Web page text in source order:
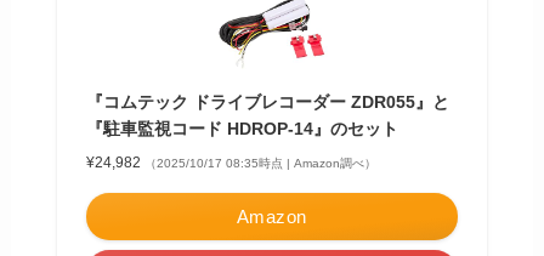
『コムテック ドライブレコーダー ZDR055』と
『駐車監視コード HDROP-14』のセット
¥24,982 （2025/10/17 08:35時点 | Amazon調べ）
Amazon